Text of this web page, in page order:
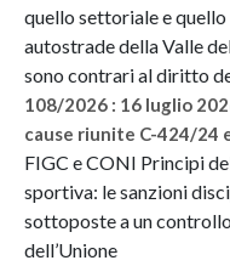
quello settoriale e
autostrade della Valle
sono contrari al diritto
108/2026 : 16 luglio
cause riunite C-424/24
FIGC e CONI Principi
sportiva: le sanzioni
sottoposte a un
dell’Unione